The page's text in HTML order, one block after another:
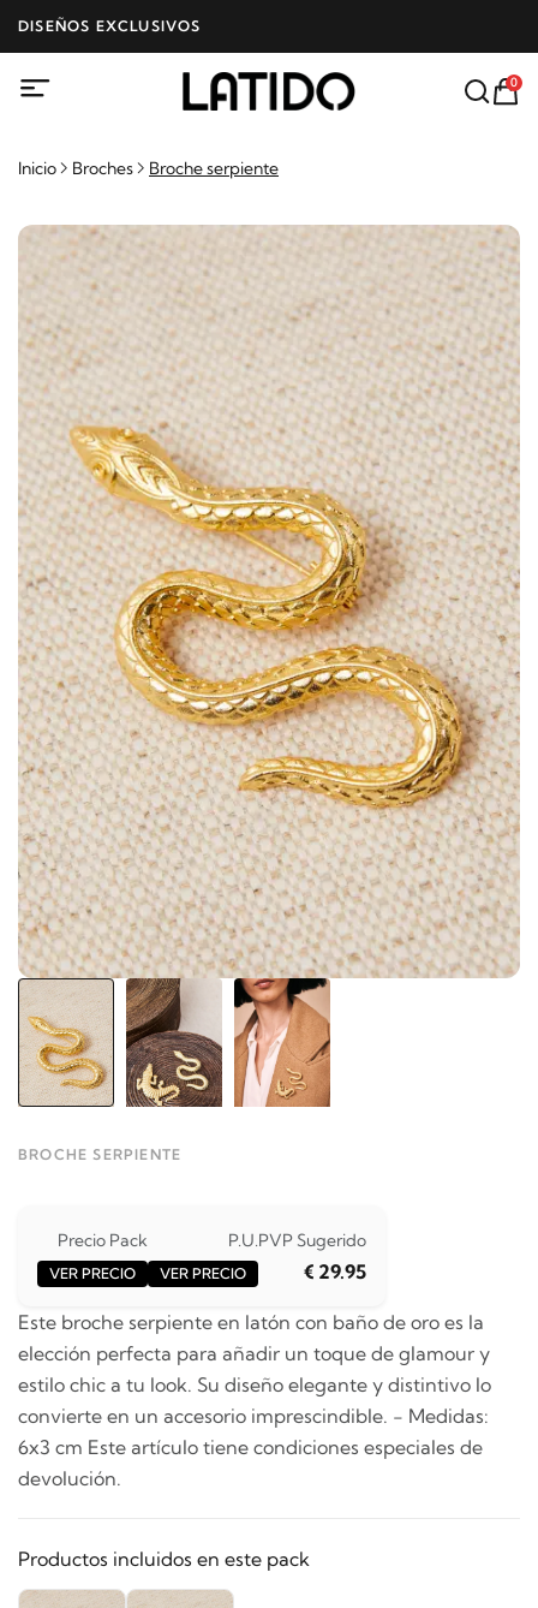
DISEÑOS EXCLUSIVOS
0
Inicio Broches Broche serpiente
BROCHE SERPIENTE
Precio Pack
VER PRECIO
P.U.
VER PRECIO
PVP Sugerido
€ 29.95
Este broche serpiente en latón con baño de oro es la
elección perfecta para añadir un toque de glamour y
estilo chic a tu look. Su diseño elegante y distintivo lo
convierte en un accesorio imprescindible. - Medidas:
6x3 cm Este artículo tiene condiciones especiales de
devolución.
Productos incluidos en este pack